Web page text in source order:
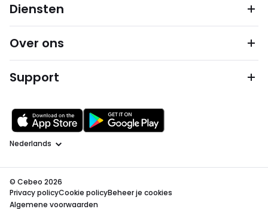
Diensten
Over ons
Support
Taal
© Cebeo 2026
Privacy policyCookie policyBeheer je cookies
Algemene voorwaarden